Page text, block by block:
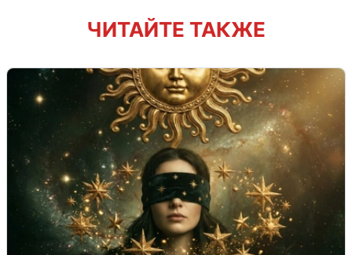
ЧИТАЙТЕ ТАКЖЕ